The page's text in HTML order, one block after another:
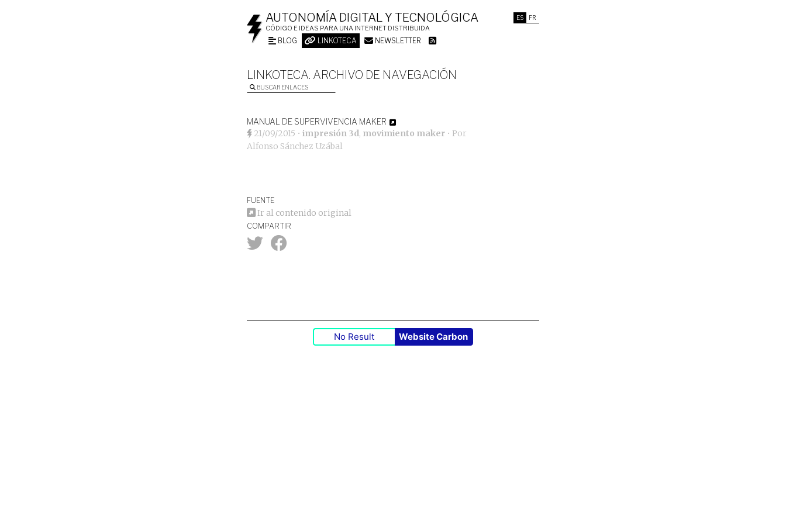
ES FR
AUTONOMÍA DIGITAL Y TECNOLÓGICA
CÓDIGO E IDEAS PARA UNA INTERNET DISTRIBUIDA
BLOG LINKOTECA NEWSLETTER
LINKOTECA. ARCHIVO DE NAVEGACIÓN
BUSCAR ENLACES
MANUAL DE SUPERVIVENCIA MAKER
21/09/2015 • impresión 3d, movimiento maker • Por
Alfonso Sánchez Uzábal
FUENTE
Ir al contenido original
COMPARTIR
No Result Website Carbon